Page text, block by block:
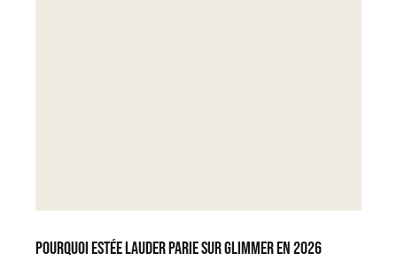
Pourquoi Estée Lauder parie sur Glimmer en 2026